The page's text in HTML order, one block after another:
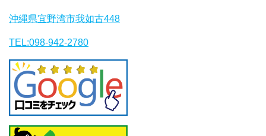
沖縄県宜野湾市我如古448
TEL:098-942-2780